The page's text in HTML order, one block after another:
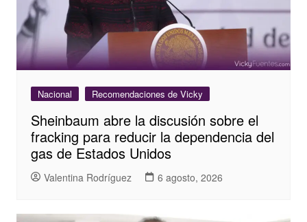
Nacional Recomendaciones de Vicky
Sheinbaum abre la discusión sobre el
fracking para reducir la dependencia del
gas de Estados Unidos
Valentina Rodríguez 6 agosto, 2026